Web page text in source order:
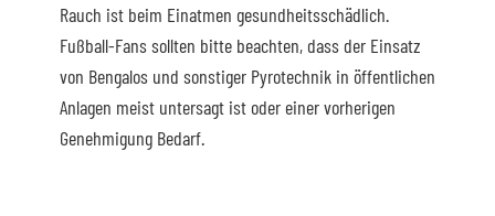
Rauch ist beim Einatmen gesundheitsschädlich.
Fußball-Fans sollten bitte beachten, dass der Einsatz
von Bengalos und sonstiger Pyrotechnik in öffentlichen
Anlagen meist untersagt ist oder einer vorherigen
Genehmigung Bedarf.